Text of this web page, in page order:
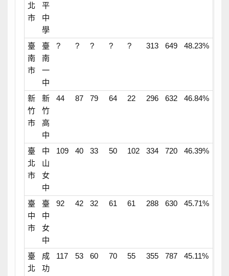
北
市
平
中
學
臺
南
市
臺
南
一
中
? ? ? ? ? 313 649 48.23%
新
竹
市
新
竹
高
中
44 87 79 64 22 296 632 46.84%
臺
北
市
中
山
女
中
109 40 33 50 102 334 720 46.39%
臺
中
市
臺
中
女
中
92 42 32 61 61 288 630 45.71%
臺
北
成
功
117 53 60 70 55 355 787 45.11%